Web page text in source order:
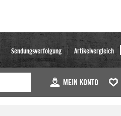
Sendungsverfolgung Artikelvergleich
MEIN KONTO